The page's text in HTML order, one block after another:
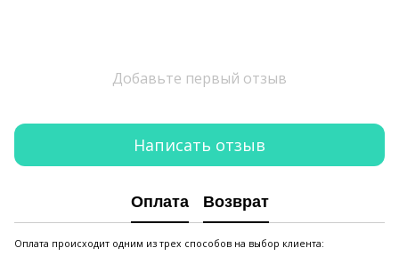
Добавьте первый отзыв
Написать отзыв
Оплата Возврат
Оплата происходит одним из трех способов на выбор клиента: